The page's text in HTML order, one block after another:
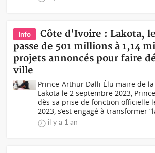
Info
Côte d'Ivoire : Lakota,
passe de 501 millions à 1,14
projets annoncés pour faire
ville
Prince-Arthur Dalli Élu maire de
Lakota le 2 septembre 2023,
dès sa prise de fonction officielle
2023, s’est engagé à transformer
il y a 1 an